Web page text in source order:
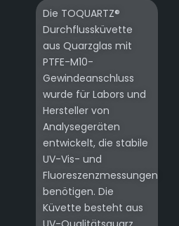
Die TOQUARTZ®
Durchflussküvette
aus Quarzglas mit
PTFE-M10-
Gewindeanschluss
wurde für Labors und
Hersteller von
Analysegeräten
entwickelt, die stabile
UV-Vis- und
Fluoreszenzmessungen
benötigen. Die
Küvette besteht aus